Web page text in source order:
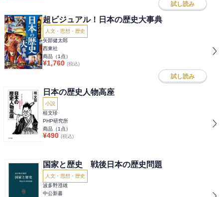
試し読み
超ビジュアル！日本の歴史大事典
人文・思想・歴史
矢部健太郎
西東社
商品（1 点）
¥1,760 (税込)
試し読み
日本の歴史人物高座
小説
桂文珍
PHP研究所
商品（1 点）
¥490 (税込)
国家と歴史 戦後日本の歴史問題
人文・思想・歴史
波多野澄雄
中公新書